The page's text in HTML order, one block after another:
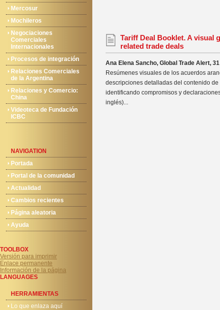
Mercosur
Mochileros
Negociaciones
Comerciales
Internacionales
Procesos de integración
Relaciones Comerciales
de la Argentina
Relaciones y Comercio:
China
Videoteca de Fundación
ICBC
NAVIGATION
Portada
Portal de la comunidad
Actualidad
Cambios recientes
Página aleatoria
Ayuda
TOOLBOX
Versión para imprimir
Enlace permanente
Información de la página
LANGUAGES
HERRAMIENTAS
Lo que enlaza aquí
Tariff Deal Booklet. A visual
related trade deals
Ana Elena Sancho, Global Trade Alert,
Resúmenes visuales de los acuerdos
descripciones detalladas del contenido de
identificando compromisos y
inglés)...